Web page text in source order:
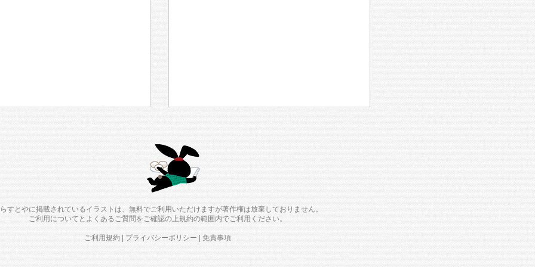
すとやに掲載されているイラストは、無料でご利用いただけますが著作権は放棄しておりません。
ご利用について と よくあるご質問をご確認の上規約の範囲内でご利用ください。
ご利用規約 | プライバシーポリシー |免責事項